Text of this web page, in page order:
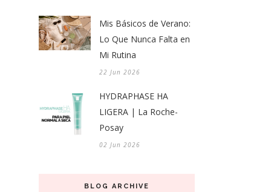
Mis Básicos de Verano:
Lo Que Nunca Falta en
Mi Rutina
22 Jun 2026
HYDRAPHASE HA
LIGERA | La Roche-
Posay
02 Jun 2026
BLOG ARCHIVE